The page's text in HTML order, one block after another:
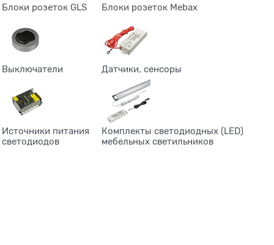
Блоки розеток GLS Блоки розеток Mebax
Выключатели Датчики, сенсоры
Источники питания
светодиодов
Комплекты светодиодных (LED)
мебельных светильников